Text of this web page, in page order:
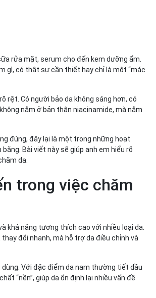
rửa mặt, serum cho đến kem dưỡng ẩm.
gì, có thật sự cần thiết hay chỉ là một “mác
rệt. Có người bảo da không sáng hơn, có
nằm ở bản thân niacinamide, mà nằm
đúng, đây lại là một trong những hoạt
Bài viết này sẽ giúp anh em hiểu rõ
da.
trong việc chăm
khả năng tương thích cao với nhiều loại da.
đổi nhanh, mà hỗ trợ da điều chỉnh và
Với đặc điểm da nam thường tiết dầu
“nền”, giúp da ổn định lại nhiều vấn đề